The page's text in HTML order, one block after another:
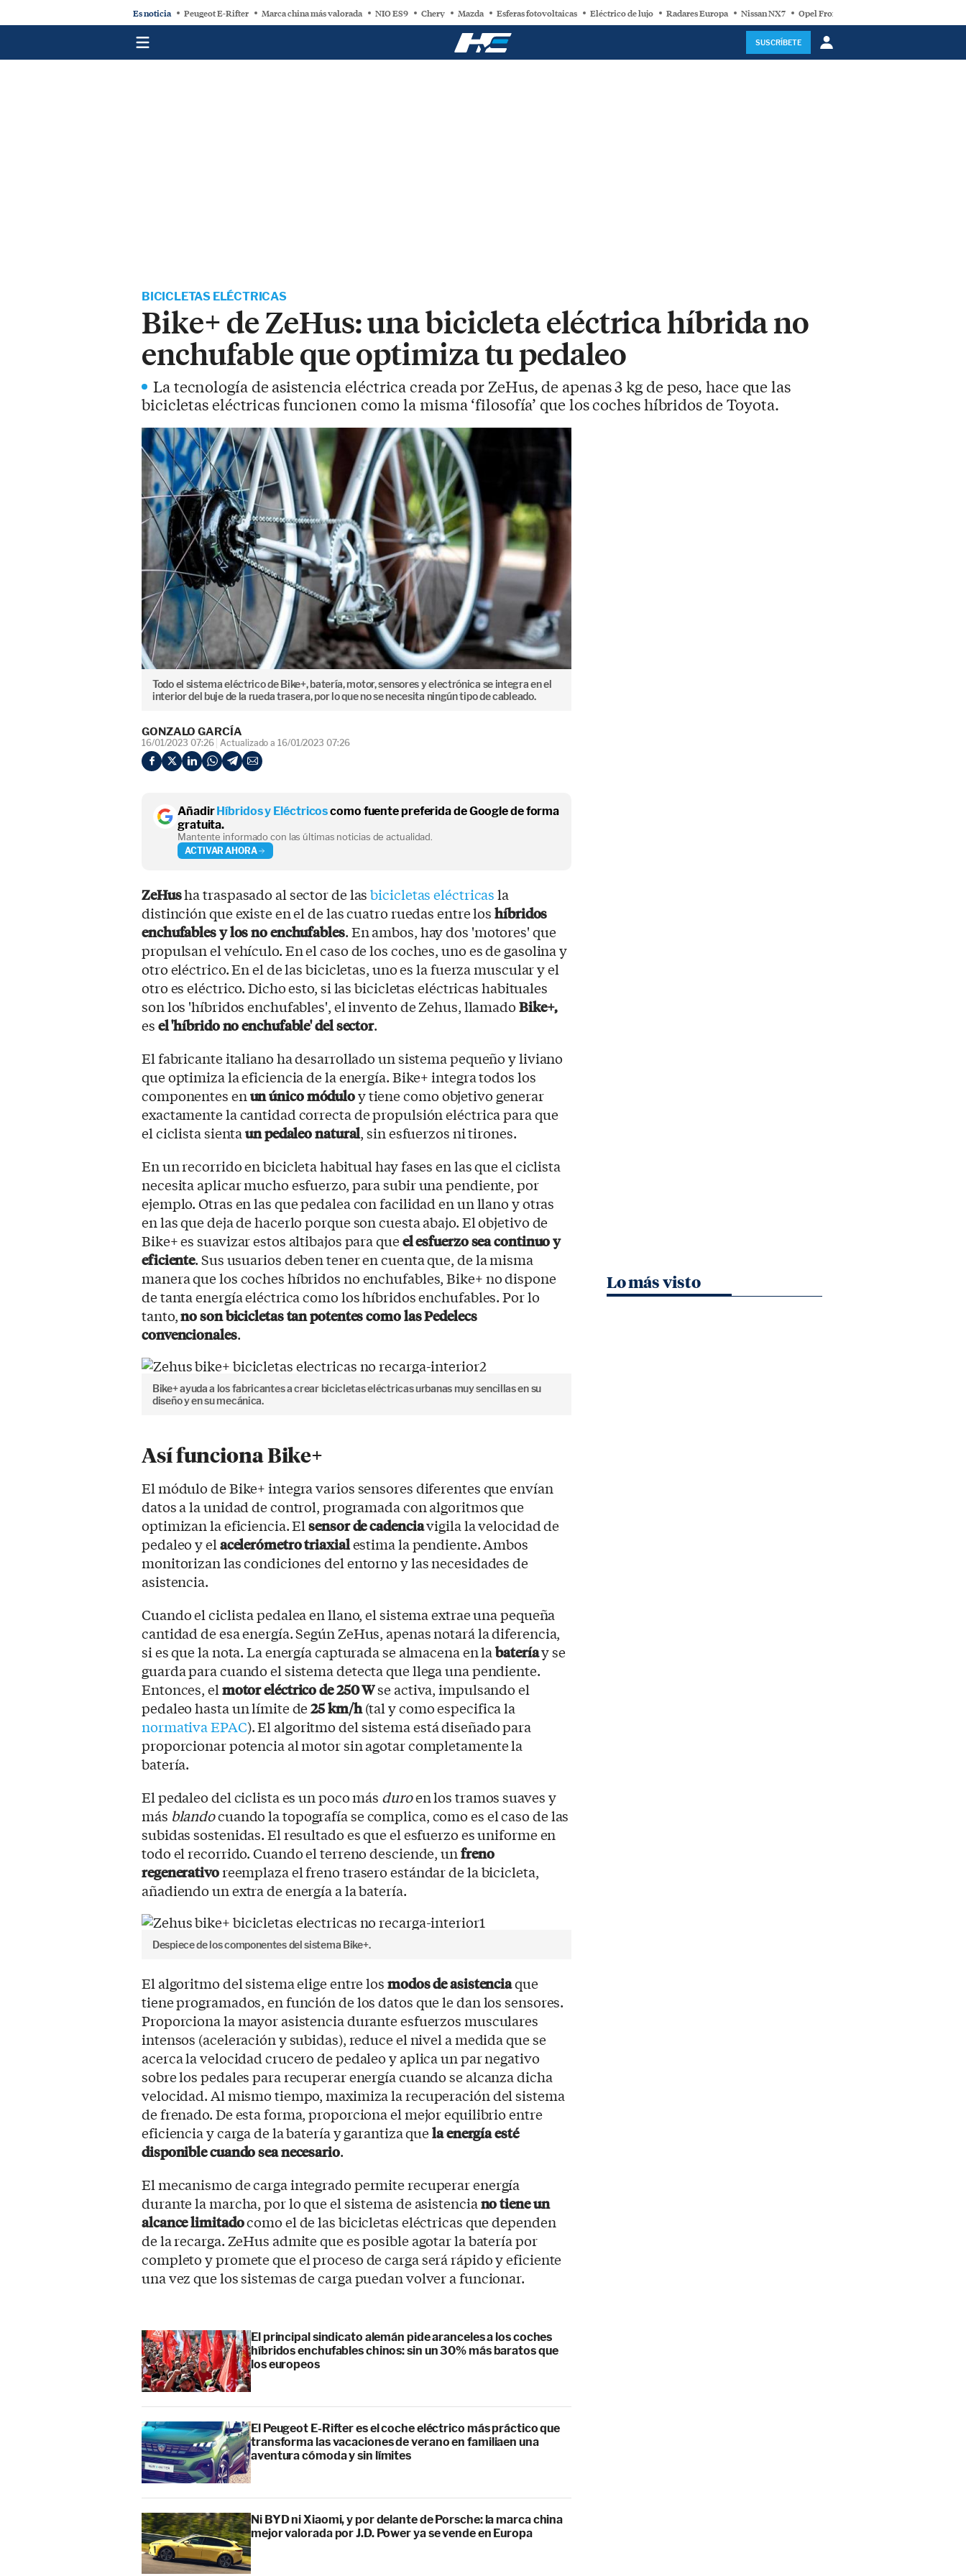
Es noticia Peugeot E-Rifter Marca china más valorada NIO ES9 Chery Mazda Esferas fotovoltaicas Eléctrico de lujo Radares Europa Nissan NX7 Opel Frontera Electric
SUSCRÍBETE
BICICLETAS ELÉCTRICAS
Bike+ de ZeHus: una bicicleta eléctrica híbrida no
enchufable que optimiza tu pedaleo
La tecnología de asistencia eléctrica creada por ZeHus, de apenas 3 kg de peso, hace que las
bicicletas eléctricas funcionen como la misma ‘filosofía’ que los coches híbridos de Toyota.
Todo el sistema eléctrico de Bike+, batería, motor, sensores y electrónica se integra en el
interior del buje de la rueda trasera, por lo que no se necesita ningún tipo de cableado.
GONZALO GARCÍA
16/01/2023 07:26 Actualizado a 16/01/2023 07:26
AñadirHíbridos y Eléctricoscomo fuente preferida de Google de forma
gratuita.
Mantente informado con las últimas noticias de actualidad.
ACTIVAR AHORA
ZeHusha traspasado al sector de lasbicicletas eléctricasla
distinción que existe en el de las cuatro ruedas entre loshíbridos
enchufables y los no enchufables. En ambos, hay dos 'motores' que
propulsan el vehículo. En el caso de los coches, uno es de gasolina y
otro eléctrico. En el de las bicicletas, uno es la fuerza muscular y el
otro es eléctrico. Dicho esto, si las bicicletas eléctricas habituales
son los 'híbridos enchufables', el invento de Zehus, llamadoBike+,
esel 'híbrido no enchufable' del sector.
El fabricante italiano ha desarrollado un sistema pequeño y liviano
que optimiza la eficiencia de la energía. Bike+ integra todos los
componentes enun único móduloy tiene como objetivo generar
exactamente la cantidad correcta de propulsión eléctrica para que
el ciclista sientaun pedaleo natural, sin esfuerzos ni tirones.
En un recorrido en bicicleta habitual hay fases en las que el ciclista
necesita aplicar mucho esfuerzo, para subir una pendiente, por
ejemplo. Otras en las que pedalea con facilidad en un llano y otras
en las que deja de hacerlo porque son cuesta abajo. El objetivo de
Bike+ es suavizar estos altibajos para queel esfuerzo sea continuo y
eficiente. Sus usuarios deben tener en cuenta que, de la misma
manera que los coches híbridos no enchufables, Bike+ no dispone
de tanta energía eléctrica como los híbridos enchufables. Por lo
tanto,no son bicicletas tan potentes como las Pedelecs
convencionales.
Bike+ ayuda a los fabricantes a crear bicicletas eléctricas urbanas muy sencillas en su
diseño y en su mecánica.
Así funciona Bike+
El módulo de Bike+ integra varios sensores diferentes que envían
datos a la unidad de control, programada con algoritmos que
optimizan la eficiencia. Elsensor de cadenciavigila la velocidad de
pedaleo y elacelerómetro triaxialestima la pendiente. Ambos
monitorizan las condiciones del entorno y las necesidades de
asistencia.
Cuando el ciclista pedalea en llano, el sistema extrae una pequeña
cantidad de esa energía. Según ZeHus, apenas notará la diferencia,
si es que la nota. La energía capturada se almacena en labateríay se
guarda para cuando el sistema detecta que llega una pendiente.
Entonces, elmotor eléctrico de 250 Wse activa, impulsando el
pedaleo hasta un límite de25 km/h(tal y como especifica la
normativa EPAC). El algoritmo del sistema está diseñado para
proporcionar potencia al motor sin agotar completamente la
batería.
El pedaleo del ciclista es un poco más duroen los tramos suaves y
más blandocuando la topografía se complica, como es el caso de las
subidas sostenidas. El resultado es que el esfuerzo es uniforme en
todo el recorrido. Cuando el terreno desciende, unfreno
regenerativoreemplaza el freno trasero estándar de la bicicleta,
añadiendo un extra de energía a la batería.
Despiece de los componentes del sistema Bike+.
El algoritmo del sistema elige entre losmodos de asistenciaque
tiene programados, en función de los datos que le dan los sensores.
Proporciona la mayor asistencia durante esfuerzos musculares
intensos (aceleración y subidas), reduce el nivel a medida que se
acerca la velocidad crucero de pedaleo y aplica un par negativo
sobre los pedales para recuperar energía cuando se alcanza dicha
velocidad. Al mismo tiempo, maximiza la recuperación del sistema
de frenado. De esta forma, proporciona el mejor equilibrio entre
eficiencia y carga de la batería y garantiza quela energía esté
disponible cuando sea necesario.
El mecanismo de carga integrado permite recuperar energía
durante la marcha, por lo que el sistema de asistenciano tiene un
alcance limitadocomo el de las bicicletas eléctricas que dependen
de la recarga. ZeHus admite que es posible agotar la batería por
completo y promete que el proceso de carga será rápido y eficiente
una vez que los sistemas de carga puedan volver a funcionar.
El principal sindicato alemán pide aranceles a los coches
híbridos enchufables chinos: sin un 30% más baratos que
los europeos
El Peugeot E-Rifter es el coche eléctrico más práctico que
transforma las vacaciones de verano en familiaen una
aventura cómoda y sin límites
Ni BYD ni Xiaomi, y por delante de Porsche: la marca china
mejor valorada por J.D. Power ya se vende en Europa
Lo más visto